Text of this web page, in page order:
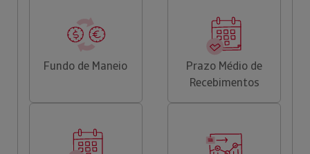
Fundo de Maneio
Prazo Médio de
Recebimentos